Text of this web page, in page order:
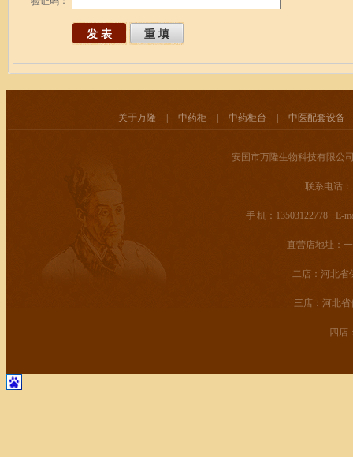
关于万隆 | 中药柜 | 中药柜台 | 中医配套设备
安国市万隆生物科技有限公
联系电话：
手 机：13503122778 E-
直营店地址：
二店：河北省
三店：河北
四店